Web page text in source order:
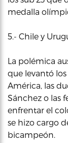
medalla
5.- Chile y
La polémica
que levantó
América, las
Sánchez o las
enfrentar el
se hizo cargo
bicampeón.